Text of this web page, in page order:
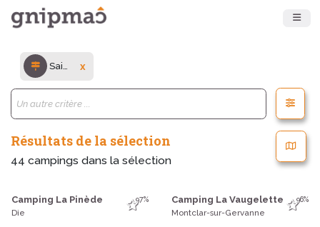
Résultats de la sélection
44 campings dans la sélection
97%
Camping La Pinède
Die
96%
Camping La Vaugelette
Montclar-sur-Gervanne
x
Sainte-Croix (FR-26150)